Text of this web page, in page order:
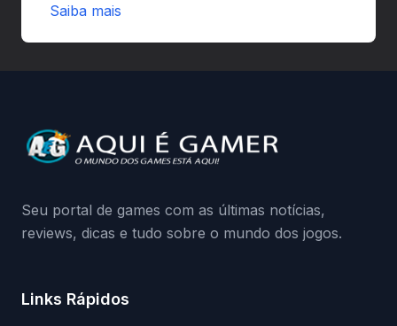
preload e avisa que quem usar versões não
da Playground: negação do preload,
medidas contra acessos não autorizados
Saiba mais
Seu portal de games com as últimas notícias,
reviews, dicas e tudo sobre o mundo dos jogos.
Links Rápidos